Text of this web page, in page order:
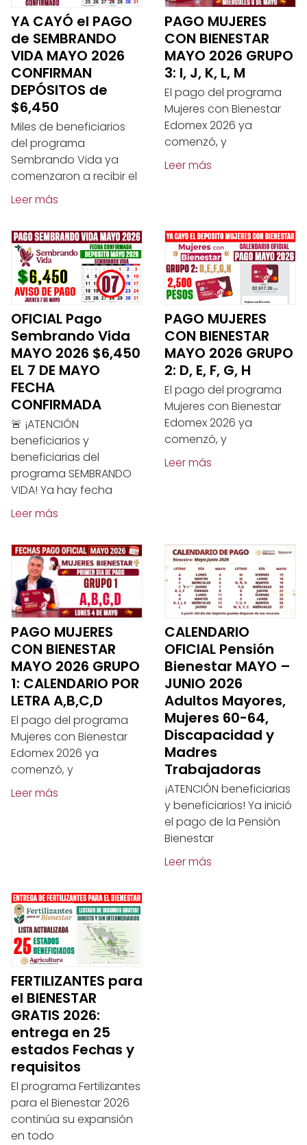
YA CAYÓ el PAGO
de SEMBRANDO
VIDA MAYO 2026
CONFIRMAN
DEPÓSITOS de
$6,450
Miles de beneficiarios
del programa
Sembrando Vida ya
comenzaron a recibir el
Leer más
PAGO MUJERES
CON BIENESTAR
MAYO 2026 GRUPO
3: I, J, K, L, M
El pago del programa
Mujeres con Bienestar
Edomex 2026 ya
comenzó, y
Leer más
OFICIAL Pago
Sembrando Vida
MAYO 2026 $6,450
EL 7 DE MAYO
FECHA
CONFIRMADA
🚨 ¡ATENCIÓN
beneficiarios y
beneficiarias del
programa SEMBRANDO
VIDA! Ya hay fecha
Leer más
PAGO MUJERES
CON BIENESTAR
MAYO 2026 GRUPO
2: D, E, F, G, H
El pago del programa
Mujeres con Bienestar
Edomex 2026 ya
comenzó, y
Leer más
PAGO MUJERES
CON BIENESTAR
MAYO 2026 GRUPO
1: CALENDARIO POR
LETRA A,B,C,D
El pago del programa
Mujeres con Bienestar
Edomex 2026 ya
comenzó, y
Leer más
CALENDARIO
OFICIAL Pensión
Bienestar MAYO –
JUNIO 2026
Adultos Mayores,
Mujeres 60-64,
Discapacidad y
Madres
Trabajadoras
¡ATENCIÓN beneficiarias
y beneficiarios! Ya inició
el pago de la Pensión
Bienestar
Leer más
FERTILIZANTES para
el BIENESTAR
GRATIS 2026:
entrega en 25
estados Fechas y
requisitos
El programa Fertilizantes
para el Bienestar 2026
continúa su expansión
en todo